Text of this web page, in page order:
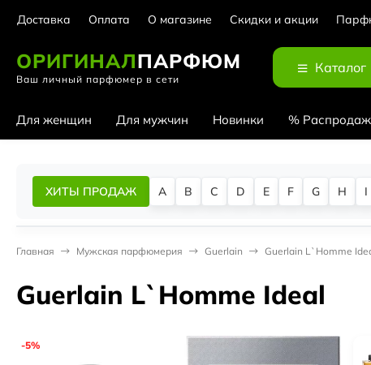
Доставка Оплата О магазине Скидки и акции
ОРИГИНАЛПАРФЮМ
Ваш личный парфюмер в сети
Каталог
Для женщин Для мужчин Новинки %
ХИТЫ ПРОДАЖ A B C D E F G H I
Главная Мужская парфюмерия Guerlain Guerlain L`Homme
Guerlain L`Homme Ideal
-5%